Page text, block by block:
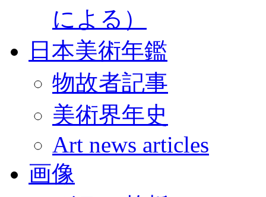
による）
日本美術年鑑
物故者記事
美術界年史
Art news articles
画像